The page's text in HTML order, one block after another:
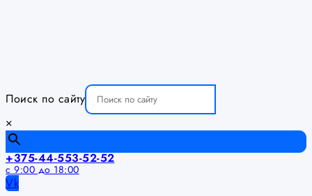
Поиск по сайту
×
+375-44-553-52-52
с 9:00 до 18:00
Vk